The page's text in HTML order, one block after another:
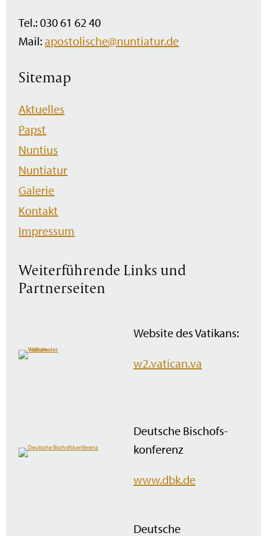
Tel.: 030 61 62 40
Mail:apostolische@nuntiatur.de
Sitemap
Navigation
überspringen
Aktuelles
Papst
Nuntius
Nuntiatur
Galerie
Kontakt
Impressum
Weiterführende Links und
Partnerseiten
Website des Vatikans:
w2.vatican.va
Deutsche Bischofs­
konferenz
www.dbk.de
Deutsche